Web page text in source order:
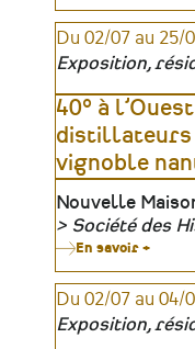
met
et
du
Louis
Du 02/07 au 25/
Exposition,
40° à
distillateurs
vignoble
Lieu
Nouvelle
Organisateur
Société des
En savoir +
à
une
Du 02/07 au 04/
Exposition,